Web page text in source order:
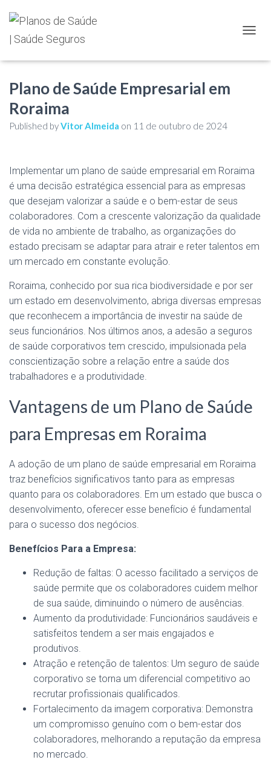
Plano de Saúde Empresarial em
Roraima
Published byVitor Almeida on 11 de outubro de 2024
Implementar um plano de saúde empresarial em Roraima
é uma decisão estratégica essencial para as empresas
que desejam valorizar a saúde e o bem-estar de seus
colaboradores. Com a crescente valorização da qualidade
de vida no ambiente de trabalho, as organizações do
estado precisam se adaptar para atrair e reter talentos em
um mercado em constante evolução.
Roraima, conhecido por sua rica biodiversidade e por ser
um estado em desenvolvimento, abriga diversas empresas
que reconhecem a importância de investir na saúde de
seus funcionários. Nos últimos anos, a adesão a seguros
de saúde corporativos tem crescido, impulsionada pela
conscientização sobre a relação entre a saúde dos
trabalhadores e a produtividade.
Vantagens de um Plano de Saúde
para Empresas em Roraima
A adoção de um plano de saúde empresarial em Roraima
traz benefícios significativos tanto para as empresas
quanto para os colaboradores. Em um estado que busca o
desenvolvimento, oferecer esse benefício é fundamental
para o sucesso dos negócios.
Benefícios Para a Empresa:
Redução de faltas: O acesso facilitado a serviços de
saúde permite que os colaboradores cuidem melhor
de sua saúde, diminuindo o número de ausências.
Aumento da produtividade: Funcionários saudáveis e
satisfeitos tendem a ser mais engajados e
produtivos.
Atração e retenção de talentos: Um seguro de saúde
corporativo se torna um diferencial competitivo ao
recrutar profissionais qualificados.
Fortalecimento da imagem corporativa: Demonstra
um compromisso genuíno com o bem-estar dos
colaboradores, melhorando a reputação da empresa
no mercado.